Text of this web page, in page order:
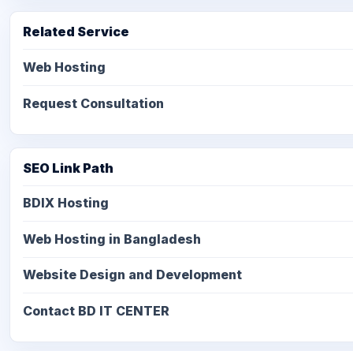
Related Service
Web Hosting
Request Consultation
SEO Link Path
BDIX Hosting
Web Hosting in Bangladesh
Website Design and Development
Contact BD IT CENTER